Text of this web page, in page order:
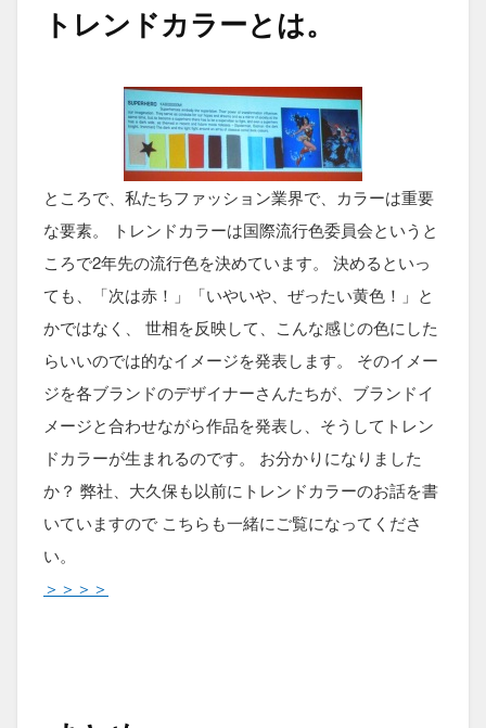
トレンドカラーとは。
ところで、私たちファッション業界で、カラーは重要
な要素。 トレンドカラーは国際流行色委員会というと
ころで2年先の流行色を決めています。 決めるといっ
ても、「次は赤！」「いやいや、ぜったい黄色！」と
かではなく、 世相を反映して、こんな感じの色にした
らいいのでは的なイメージを発表します。 そのイメー
ジを各ブランドのデザイナーさんたちが、ブランドイ
メージと合わせながら作品を発表し、そうしてトレン
ドカラーが生まれるのです。 お分かりになりました
か？ 弊社、大久保も以前にトレンドカラーのお話を書
いていますので こちらも一緒にご覧になってくださ
い。
＞＞＞＞